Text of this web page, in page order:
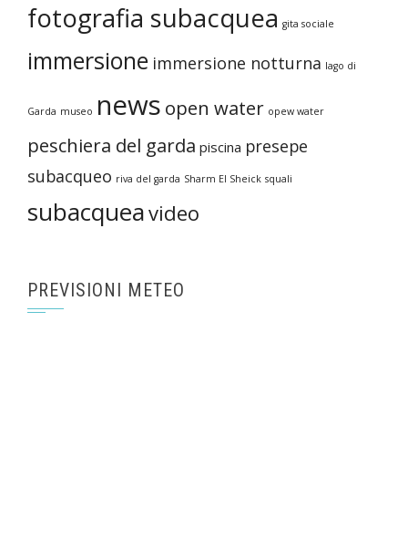
fotografia subacquea gita sociale
immersione immersione notturna lago di
Garda museo news open water opew water
peschiera del garda piscina presepe
subacqueo riva del garda Sharm El Sheick squali
subacqueavideo
PREVISIONI METEO